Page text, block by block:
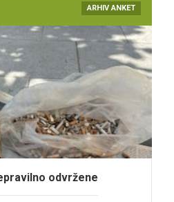
ARHIV ANKET
odvržene